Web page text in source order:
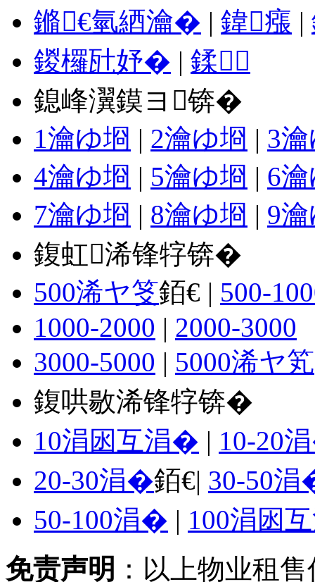
鏅€氫綇瀹� | 鍏瘬 |
鍐欏瓧妤� | 鍒
鎴峰瀷鏌ヨ锛�
1瀹ゆ埛 | 2瀹ゆ埛 | 3
4瀹ゆ埛 | 5瀹ゆ埛 | 6
7瀹ゆ埛 | 8瀹ゆ埛 | 9
鍑虹浠锋牸锛�
500浠ヤ笅銆€ | 500-
1000-2000 | 2000-3000
3000-5000 | 5000浠ヤ笂
鍑哄敭浠锋牸锛�
10涓囦互涓� | 10-20
20-30涓�銆€| 30-50
50-100涓� | 100涓囦
免责声明 ：以上物业租